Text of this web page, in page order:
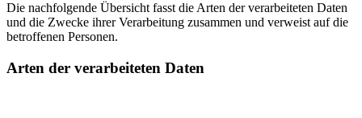
Die nachfolgende Übersicht fasst die Arten der verarbeiteten Daten
und die Zwecke ihrer Verarbeitung zusammen und verweist auf die
betroffenen Personen.
Arten der verarbeiteten Daten